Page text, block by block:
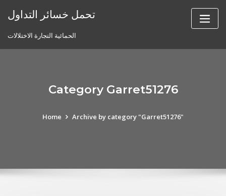
تحمل خسائر التداول
الحمائية التجارة الاختلالات
Category Garret51276
Home Archive by category "Garret51276"